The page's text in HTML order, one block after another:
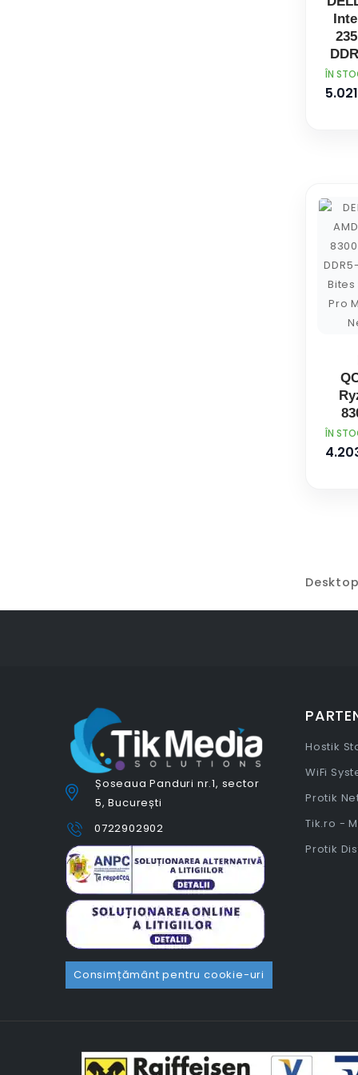
PRET
ÎN
PRET
ÎN
Șoseaua Panduri nr.1, sector
5, București
0722902902
Consimțământ pentru cookie-uri
Hostik
WiFi
Protik
Tik.ro -
Protik